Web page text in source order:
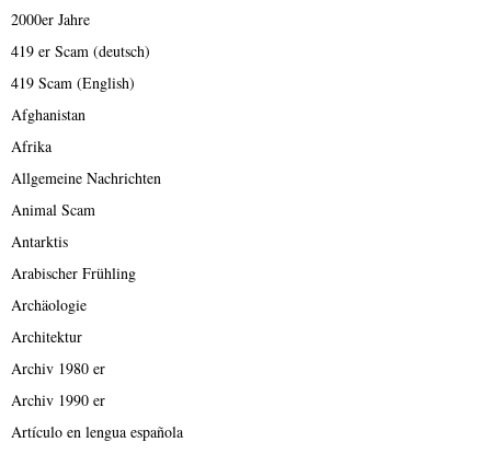
2000er Jahre
419 er Scam (deutsch)
419 Scam (English)
Afghanistan
Afrika
Allgemeine Nachrichten
Animal Scam
Antarktis
Arabischer Frühling
Archäologie
Architektur
Archiv 1980 er
Archiv 1990 er
Artículo en lengua española